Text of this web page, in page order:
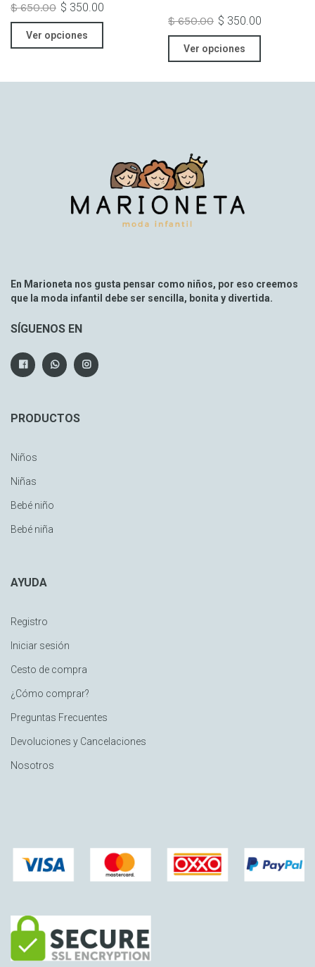
$ 650.00 $ 350.00
Ver opciones
$ 650.00 $ 350.00
Ver opciones
En Marioneta nos gusta pensar como niños, por eso creemos
que la moda infantil debe ser sencilla, bonita y divertida.
SÍGUENOS EN
PRODUCTOS
Niños
Niñas
Bebé niño
Bebé niña
AYUDA
Registro
Iniciar sesión
Cesto de compra
¿Cómo comprar?
Preguntas Frecuentes
Devoluciones y Cancelaciones
Nosotros